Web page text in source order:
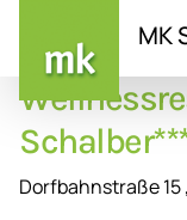
Inhalt
MK
Dorfbahnstraße 15